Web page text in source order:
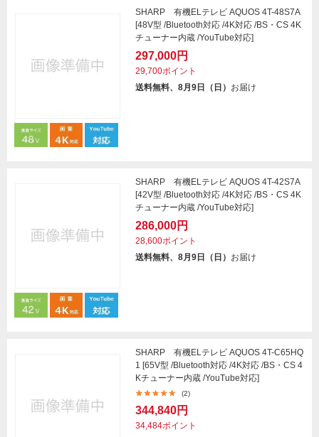
SHARP 有機ELテレビ AQUOS 4T-48S7A
[48V型 /Bluetooth対応 /4K対応 /BS・CS 4K
チューナー内蔵 /YouTube対応]
297,000円
29,700ポイント
送料無料、8月9日（日） お届け
SHARP 有機ELテレビ AQUOS 4T-42S7A
[42V型 /Bluetooth対応 /4K対応 /BS・CS 4K
チューナー内蔵 /YouTube対応]
286,000円
28,600ポイント
送料無料、8月9日（日） お届け
SHARP 有機ELテレビ AQUOS 4T-C65HQ
1 [65V型 /Bluetooth対応 /4K対応 /BS・CS 4
Kチューナー内蔵 /YouTube対応]
(2)
344,840円
34,484ポイント